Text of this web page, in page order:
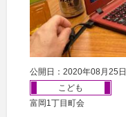
公開日：2020年08月25日
こども
富岡1丁目町会